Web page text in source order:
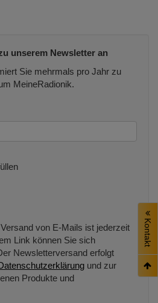
unserem Newsletter an
Sie mehrmals pro Jahr zu
MeineRadionik.
von E-Mails ist jederzeit
Link können Sie sich
Newsletterversand erfolgt
und zur
Produkte und
Kontakt